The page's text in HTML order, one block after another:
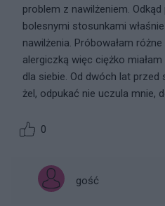
problem z nawilżeniem.
bolesnymi stosunkami
nawilżenia. Próbowałam
alergiczką więc ciężko
dla siebie. Od dwóch lat
żel, odpukać nie uczula mnie,
0
gość